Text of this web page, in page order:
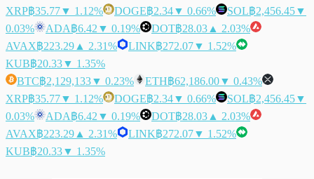
XRP฿35.77▼ 1.12% DOGE฿2.34▼ 0.66% SOL฿2,456.45▼
0.03%
ADA฿6.42 ▼ 0.19% DOT฿28.03 ▲ 2.03%
AVAX฿223.29 ▲ 2.31% LINK฿272.07▼ 1.52%
KUB฿20.33▼ 1.35%
BTC฿2,129,133▼ 0.23% ETH฿62,186.00▼ 0.43%
XRP฿35.77▼ 1.12% DOGE฿2.34▼ 0.66% SOL฿2,456.45▼
0.03%
ADA฿6.42 ▼ 0.19% DOT฿28.03 ▲ 2.03%
AVAX฿223.29 ▲ 2.31% LINK฿272.07▼ 1.52%
KUB฿20.33▼ 1.35%